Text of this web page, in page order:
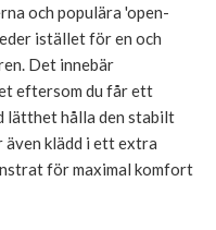
och populära 'open-
istället för en och
Det innebär
eftersom du får ett
lätthet hålla den stabilt
även klädd i ett extra
för maximal komfort